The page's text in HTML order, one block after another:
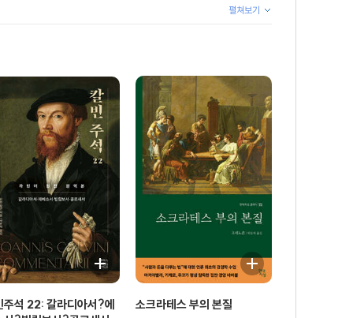
펼쳐보기
주석 22: 갈라디아서?에
소크라테스 부의 본질